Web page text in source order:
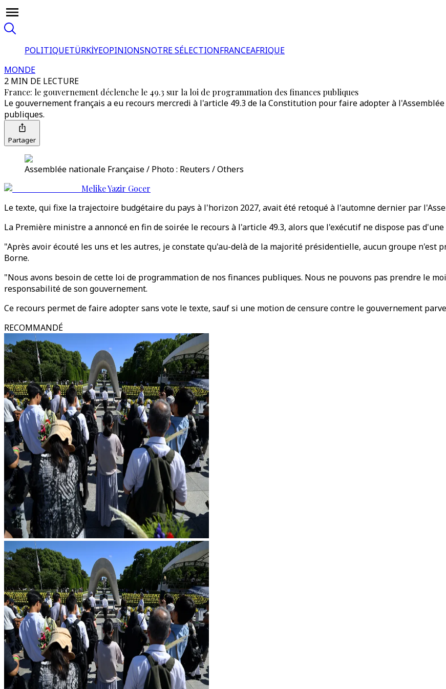
POLITIQUETÜRKİYEOPINIONSNOTRE SÉLECTIONFRANCEAFRIQUE
MONDE
2 MIN DE LECTURE
France: le gouvernement déclenche le 49.3 sur la loi de programmation des finances publiques
Le gouvernement français a eu recours mercredi à l'article 49.3 de la Constitution pour faire adopter à
publiques.
Partager
Assemblée nationale Française / Photo : Reuters / Others
Melike Yazir Gocer
Le texte, qui fixe la trajectoire budgétaire du pays à l'horizon 2027, avait été retoqué à l'automne dernier par
La Première ministre a annoncé en fin de soirée le recours à l'article 49.3, alors que l'exécutif ne dispose pas
"Après avoir écouté les uns et les autres, je constate qu'au-delà de la majorité présidentielle, aucun groupe n'est
Borne.
"Nous avons besoin de cette loi de programmation de nos finances publiques. Nous ne pouvons pas prendre le
responsabilité de son gouvernement.
Ce recours permet de faire adopter sans vote le texte, sauf si une motion de censure contre le gouvernement
RECOMMANDÉ